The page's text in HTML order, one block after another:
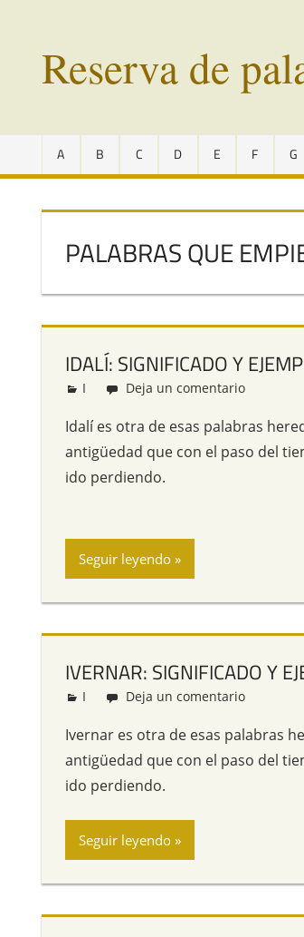
contenidoReserva de
en
vías
extinción
todo
A B C D E F G
PALABRAS QUE
IDALÍ: SIGNIFICADO Y
Redacción
I Deja un comentario
Idalí es otra de esas palabras
antigüedad que con el paso del
ido perdiendo.
Seguir leyendo
IVERNAR: SIGNIFICADO Y
Redacción
I Deja un comentario
Ivernar es otra de esas palabras
antigüedad que con el paso del
ido perdiendo.
Seguir leyendo